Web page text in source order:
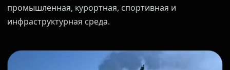
промышленная, курортная, спортивная и
инфраструктурная среда.